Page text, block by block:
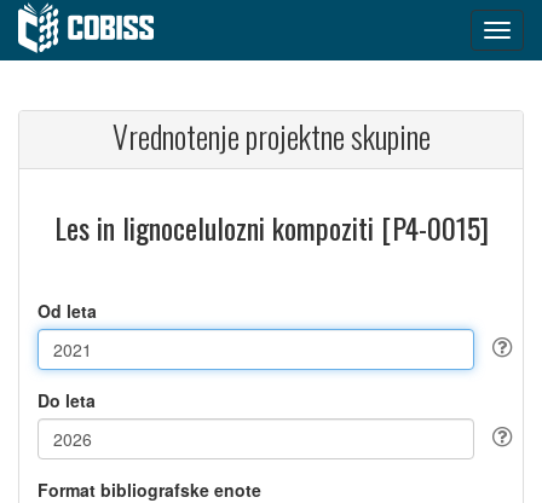
Vrednotenje projektne skupine
Les in lignocelulozni kompoziti [P4-0015]
Od leta
Do leta
Format bibliografske enote